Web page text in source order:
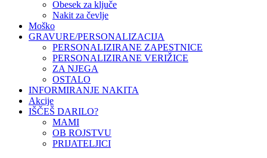
Obesek za ključe
Nakit za čevlje
Moško
GRAVURE/PERSONALIZACIJA
PERSONALIZIRANE ZAPESTNICE
PERSONALIZIRANE VERIŽICE
ZA NJEGA
OSTALO
INFORMIRANJE NAKITA
Akcije
IŠČEŠ DARILO?
MAMI
OB ROJSTVU
PRIJATELJICI